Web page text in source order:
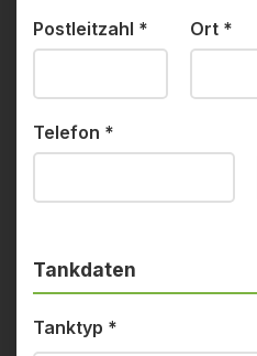
Postleitzahl * Ort *
Telefon *
Tankdaten
Tanktyp *